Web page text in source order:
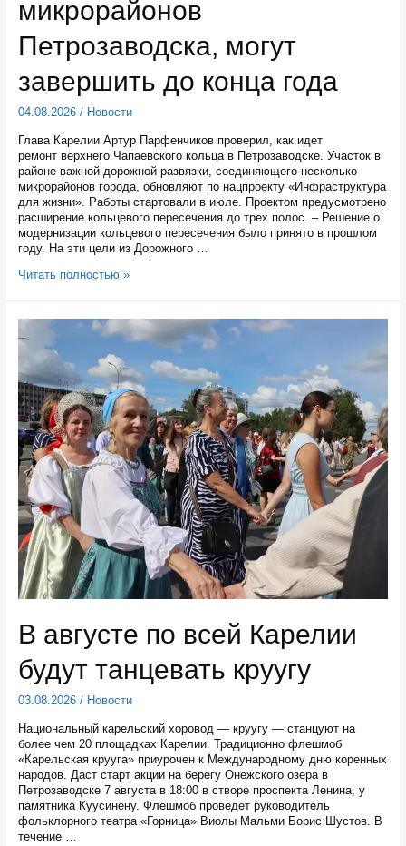
микрорайонов
Петрозаводска, могут
завершить до конца года
04.08.2026/ Новости
Глава Карелии Артур Парфенчиков проверил, как идет
ремонт верхнего Чапаевского кольца в Петрозаводске. Участок в
районе важной дорожной развязки, соединяющего несколько
микрорайонов города, обновляют по нацпроекту «Инфраструктура
для жизни». Работы стартовали в июле. Проектом предусмотрено
расширение кольцевого пересечения до трех полос. – Решение о
модернизации кольцевого пересечения было принято в прошлом
году. На эти цели из Дорожного …
Ремонт
соединяющего
несколько
микрорайонов
Петрозаводска,
могут
завершить
до
конца
года
Читать полностью »
В августе по всей Карелии
будут танцевать круугу
03.08.2026/ Новости
Национальный карельский хоровод — круугу — станцуют на
более чем 20 площадках Карелии. Традиционно флешмоб
«Карельская крууга» приурочен к Международному дню коренных
народов. Даст старт акции на берегу Онежского озера в
Петрозаводске 7 августа в 18:00 в створе проспекта Ленина, у
памятника Куусинену. Флешмоб проведет руководитель
фольклорного театра «Горница» Виолы Мальми Борис Шустов. В
течение …